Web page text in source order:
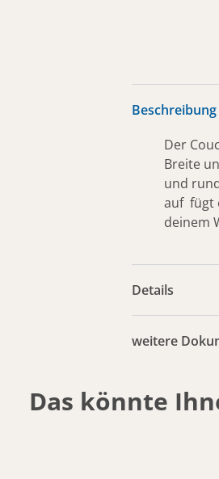
Beschreibung
Der
Breite
und
auf fügt
deinem
Details
weitere
Das könnte